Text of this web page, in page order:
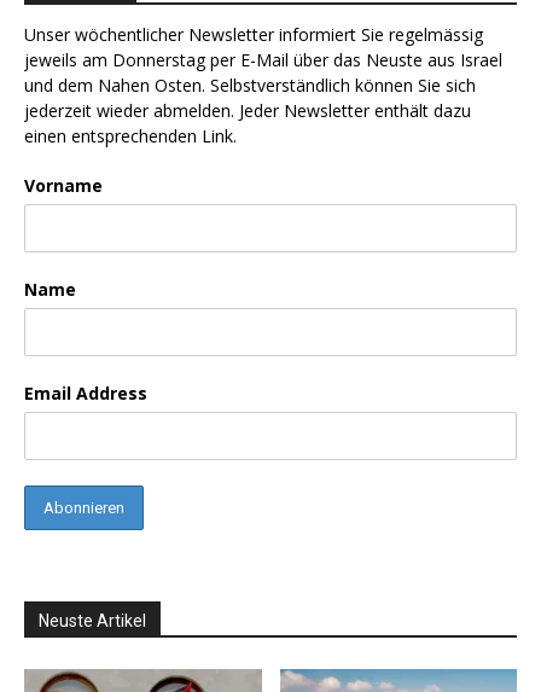
Unser wöchentlicher Newsletter informiert Sie regelmässig
jeweils am Donnerstag per E-Mail über das Neuste aus Israel
und dem Nahen Osten. Selbstverständlich können Sie sich
jederzeit wieder abmelden. Jeder Newsletter enthält dazu
einen entsprechenden Link.
Vorname
Name
Email Address
Neuste Artikel